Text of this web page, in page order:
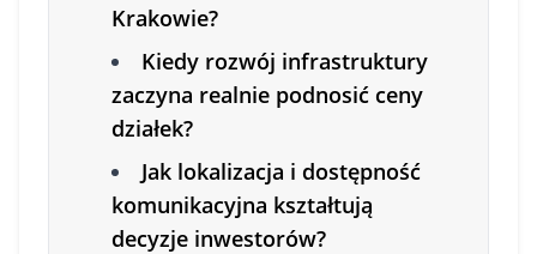
Krakowie?
Kiedy rozwój infrastruktury
zaczyna realnie podnosić ceny
działek?
Jak lokalizacja i dostępność
komunikacyjna kształtują
decyzje inwestorów?